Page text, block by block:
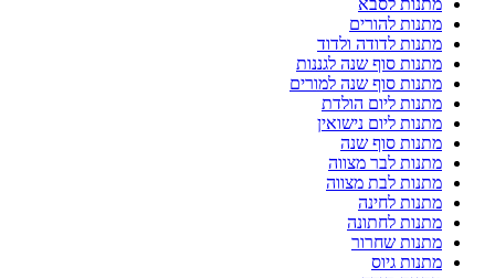
מתנות לסבא
מתנות להורים
מתנות לדודה ולדוד
מתנות סוף שנה לגננות
מתנות סוף שנה למורים
מתנות ליום הולדת
מתנות ליום נישואין
מתנות סוף שנה
מתנות לבר מצווה
מתנות לבת מצווה
מתנות לחינה
מתנות לחתונה
מתנות שחרור
מתנות גיוס